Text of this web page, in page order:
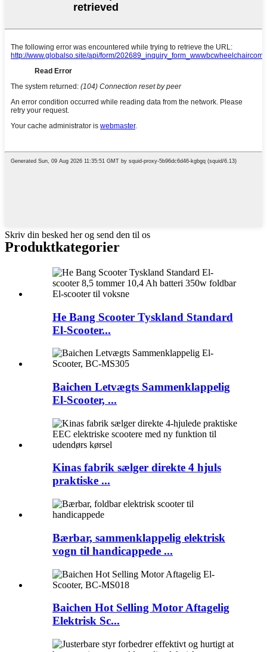
Skriv din besked her og send den til os
Produktkategorier
He Bang Scooter Tyskland Standard
El-Scooter...
Baichen Letvægts Sammenklappelig
El-Scooter, ...
Kinas fabrik sælger direkte 4 hjuls
praktiske ...
Bærbar, sammenklappelig elektrisk
vogn til handicappede ...
Baichen Hot Selling Motor Aftagelig
Elektrisk Sc...